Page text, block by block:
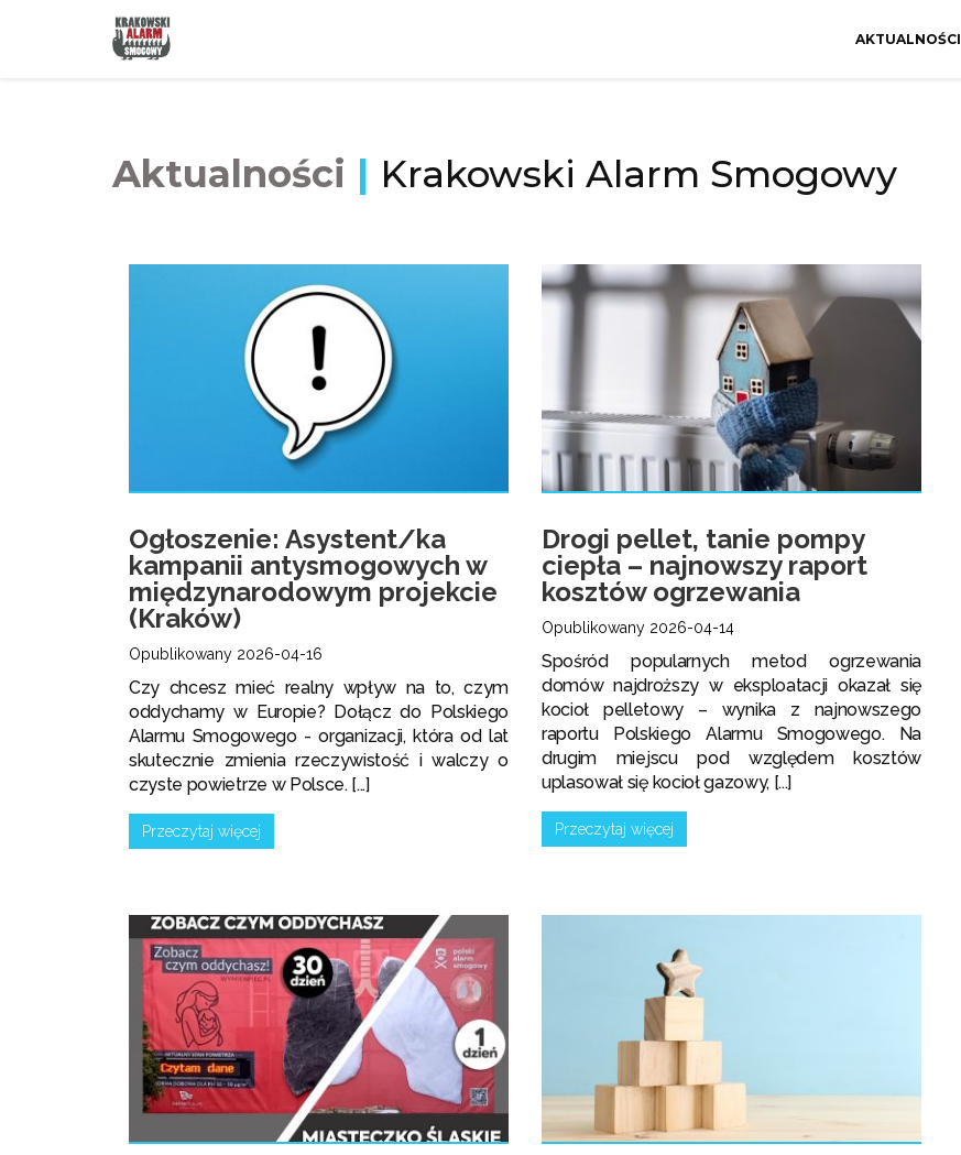
AKTUALNOŚCI
Aktualności | Krakowski Alarm Smogowy
Ogłoszenie: Asystent/ka
kampanii antysmogowych w
międzynarodowym projekcie
(Kraków)
Opublikowany 2026-04-16
Czy chcesz mieć realny wpływ na to, czym
oddychamy w Europie? Dołącz do Polskiego
Alarmu Smogowego - organizacji, która od lat
skutecznie zmienia rzeczywistość i walczy o
czyste powietrze w Polsce. [...]
Przeczytaj więcej
Drogi pellet, tanie pompy
ciepła – najnowszy raport
kosztów ogrzewania
Opublikowany 2026-04-14
Spośród popularnych metod ogrzewania
domów najdroższy w eksploatacji okazał się
kocioł pelletowy – wynika z najnowszego
raportu Polskiego Alarmu Smogowego. Na
drugim miejscu pod względem kosztów
uplasował się kocioł gazowy, [...]
Przeczytaj więcej